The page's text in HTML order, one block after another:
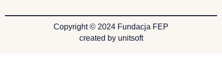
Copyright © 2024 Fundacja FEP
created by unitsoft